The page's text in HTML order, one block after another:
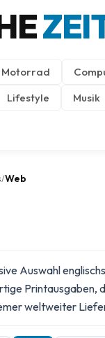
Motorrad
Lifestyle Musik
/Web
Auswahl
Printausgaben,
weltweiter